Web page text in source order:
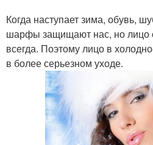
Когда наступает зима, обувь,
шарфы защищают нас, но лицо
всегда. Поэтому лицо в
в более серьезном уходе.